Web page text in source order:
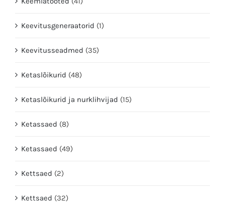
Keevitusgeneraatorid (1)
Keevitusseadmed (35)
Ketaslõikurid (48)
Ketaslõikurid ja nurklihvijad (15)
Ketassaed (8)
Ketassaed (49)
Kettsaed (2)
Kettsaed (32)